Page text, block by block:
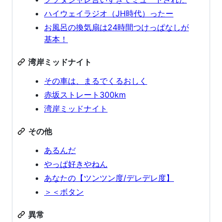
ハイウェイラジオ（JH時代）ったー
お風呂の換気扇は24時間つけっぱなしが
基本！
湾岸ミッドナイト
その車は、まるでくるおしく
赤坂ストレート300km
湾岸ミッドナイト
その他
あるんだ
やっぱ好きやねん
あなたの【ツンツン度/デレデレ度】
＞＜ボタン
異常